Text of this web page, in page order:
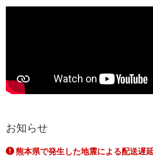
お知らせ
熊本県で発生した地震による配送遅